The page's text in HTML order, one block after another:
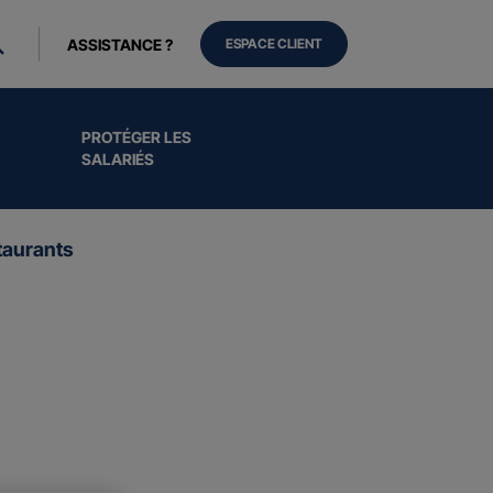
PROTÉGER LES
SALARIÉS
ASSISTANCE ? ESPACE CLIENT